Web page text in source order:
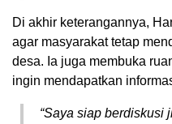
Di akhir keterangannya,
agar masyarakat tetap
desa. Ia juga membuka
ingin mendapatkan
“Saya siap berdiskusi